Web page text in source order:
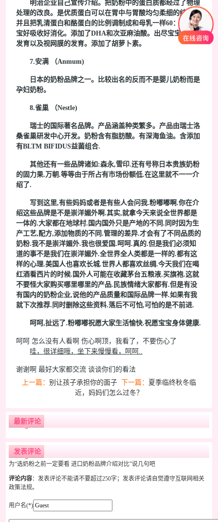
明治企业自己宣传介绍。把奶粉中的蛋白质都经过了物理
处理的改良。是优质蛋白可以在胃中与胃酸均匀柔细的结合。
并且把乳清蛋白和酪蛋白的比例调制成和母乳一样60：40.让宝
宝好吸收好消化。添加了DHA和次亚麻油酸。出尽宝宝的大脑
发育以及视网膜的发育。添加了胡萝卜素。
7.安满 （Anmum)
日本的奶粉品牌之一。比较出名的反而不是婴儿奶粉而是
孕妇奶粉。
8.雀巢 （Nestle)
瑞士的国际著名品牌。产品涵盖种类繁多。产品由瑞士洛
桑雀巢研发中心开发。奶粉含有脂肪酸。有深海鱼油。含添加
有BLTM BIFIDUS益菌组合.
其他还有一些品牌诸如:森永,雪印.还有号称日本贵族奶粉
的固力果.万朝.等等由于所占有市场份额低.在这里就不一一介
绍了.
写到这里,有些妈妈或者是有些人会问我.粉嘟嘟啊.你在介
绍这些品牌是不是崇洋媚外啊.其实,就拿今天来说全世界都是
一体的.大家都在地球村.国内国外只是产地的不同.同时因为生
产工艺,配方,添加物质的不同.管理的差异.才会有了不同品质的
奶粉.我不是崇洋媚外.我也很爱国.呵呵.真的.但是我们必须知
道的事不是我们在崇洋媚外.全世界全人类都是一样的.都有这
样的心理.美国人也喜欢长城.世界人都喜欢丝绸.今天我们在喝
红酒看西片的时候.国外人可能在收藏茅台五粮液.买旗袍.这就
不要怪大家购买哪里哪里的产品.民族情绪大家都有.但是有没
有国内的奶粉企业,说他的产品质量和国际品牌一样.如果有我
就下次推荐.同时删除这些资料.落后不可怕,可怕的是不前进.
呵呵,扯远了.粉嘟嘟祝愿大家生活愉快.祝愿宝宝身体健康.
呵呵 怎么没有人看啊 伤心啊顶，我看了，不要伤心了
哇，很详细哦，坐下来慢慢看，呵呵..
谢谢啊 最好大家都交流 谈谈你们的看法
上一篇： 别让孩子承担你的面子 下一篇： 夏季临终秋冬临
近，妈妈们怎么过冬？
最新评论
发表评论
为“选奶粉之前一定要看 进口奶粉品牌介绍对比”说几句吧
评论内容：发表评论不能请不要超过250字；发表评论请自觉遵守互联网相关
政策法规。
用户名(*)